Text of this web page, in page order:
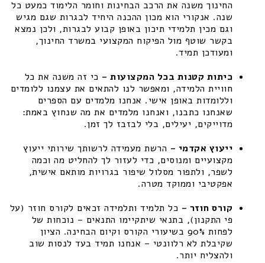
החינוך משנה את הרכב הבחינות וחומר הלימוד כמעט כל
שנה. אנקורי הוא מכון ההכנה היחיד לבגרות שגם מגיש
וגם מכין תלמידי תיכון באופן קבוע לבגרות, ולכן נמצא
בקשר שוטף מול הפיקוח המקצועי במשרד החינוך,
ומעודכן תמיד.
כיתות קטנות בכל המקצועות – כי זה משנה את כל
חוויית הלמידה, ומאפשר לנו להתאים את עצמנו ללומדים
וללומדות באופן אישי. אנחנו מלמדים עם הספרים
שאנחנו כתבנו, ואנחנו מלמדים את מה שנחוץ באמת:
מדוייקים, יעילים, בלי לבזבז לך זמן.
ייעוץ אקדמי – הרשת מעמידה לרשותך שירותי ייעוץ
מקצועיים ומנוסים, כדי לעזור לך להחליט מה וכמה
לשפר, ולתפור מסלול שיפור בגרויות מותאם אישית,
אפקטיבי וממוקד מטרה.
קורס חוזר – כל תלמיד ותלמידה זכאים לקורס חוזר (על
פי התקנון), בתנאי שיתקיימו התנאים – נוכחות של
לפחות 90% בשיעורי הקורס וקיום הבחינה. הציון
שקיבלת לא רלוונטי – אנחנו תמיד בעד לנסות שוב
ולהצליח יותר.